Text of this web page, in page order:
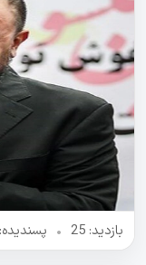
بازدید: 25 • پسندیده: 0